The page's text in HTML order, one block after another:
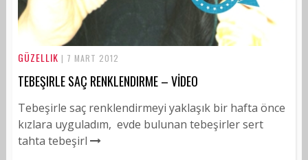
GÜZELLIK | 7 MART 2012
TEBEŞIRLE SAÇ RENKLENDIRME – VİDEO
Tebeşirle saç renklendirmeyi yaklaşık bir hafta önce
kızlara uyguladım, evde bulunan tebeşirler sert
tahta tebeşirl